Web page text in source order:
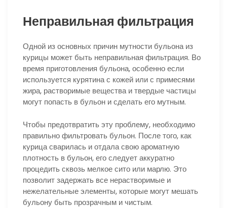
Неправильная фильтрация
Одной из основных причин мутности бульона из
курицы может быть неправильная фильтрация. Во
время приготовления бульона, особенно если
используется курятина с кожей или с примесями
жира, растворимые вещества и твердые частицы
могут попасть в бульон и сделать его мутным.
Чтобы предотвратить эту проблему, необходимо
правильно фильтровать бульон. После того, как
курица сварилась и отдала свою ароматную
плотность в бульон, его следует аккуратно
процедить сквозь мелкое сито или марлю. Это
позволит задержать все нерастворимые и
нежелательные элементы, которые могут мешать
бульону быть прозрачным и чистым.